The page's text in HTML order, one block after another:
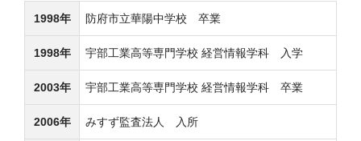
1998年 防府市立華陽中学校 卒業
1998年 宇部工業高等専門学校 経営情報学科 入学
2003年 宇部工業高等専門学校 経営情報学科 卒業
2006年 みすず監査法人 入所